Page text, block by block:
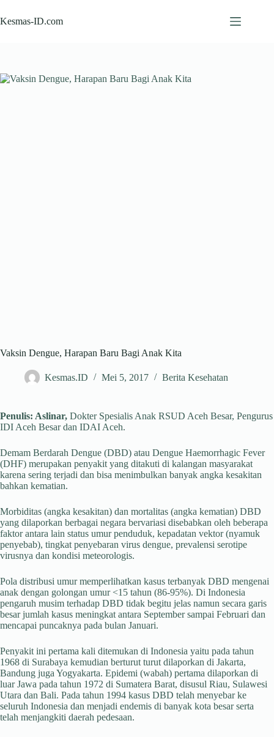
to
content
Kesmas-ID.com
Vaksin Dengue, Harapan Baru Bagi Anak Kita
Kesmas.ID Mei 5, 2017 Berita Kesehatan
Penulis: Aslinar, Dokter Spesialis Anak RSUD Aceh Besar, Pengurus
IDI Aceh Besar dan IDAI Aceh.
Demam Berdarah Dengue (DBD) atau Dengue Haemorrhagic Fever
(DHF) merupakan penyakit yang ditakuti di kalangan masyarakat
karena sering terjadi dan bisa menimbulkan banyak angka kesakitan
bahkan kematian.
Morbiditas (angka kesakitan) dan mortalitas (angka kematian) DBD
yang dilaporkan berbagai negara bervariasi disebabkan oleh beberapa
faktor antara lain status umur penduduk, kepadatan vektor (nyamuk
penyebab), tingkat penyebaran virus dengue, prevalensi serotipe
virusnya dan kondisi meteorologis.
Pola distribusi umur memperlihatkan kasus terbanyak DBD mengenai
anak dengan golongan umur <15 tahun (86-95%). Di Indonesia
pengaruh musim terhadap DBD tidak begitu jelas namun secara garis
besar jumlah kasus meningkat antara September sampai Februari dan
mencapai puncaknya pada bulan Januari.
Penyakit ini pertama kali ditemukan di Indonesia yaitu pada tahun
1968 di Surabaya kemudian berturut turut dilaporkan di Jakarta,
Bandung juga Yogyakarta. Epidemi (wabah) pertama dilaporkan di
luar Jawa pada tahun 1972 di Sumatera Barat, disusul Riau, Sulawesi
Utara dan Bali. Pada tahun 1994 kasus DBD telah menyebar ke
seluruh Indonesia dan menjadi endemis di banyak kota besar serta
telah menjangkiti daerah pedesaan.